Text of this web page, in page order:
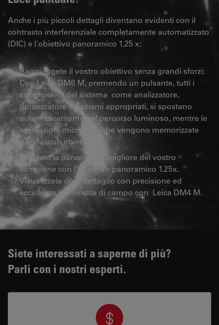
Anche i più piccoli dettagli diventano evidenti con il
contrasto interferenziale completamente automatizzato
(DIC) e l'obiettivo panoramico 1.25 x:
Raggiungete il vostro obiettivo senza grandi sforzi:
Con Leica DM6 M, premendo un pulsante, tutti i
componenti del sistema come analizzatore,
polarizzatore e i prismi appropriati, si spostano
automaticamente nel percorso luminoso, mentre le
regolazioni micrometriche vengono memorizzate
per ciascun obiettivo.
Ottenete la panoramica migliore del vostro
campione con l'obiettivo panoramico 1.25x.
Visualizzate ogni dettaglio con precisione ed
eccellente profondità di campo con Leica DM4 M.
Siete interessati a saperne di più?
Parli con i nostri esperti.